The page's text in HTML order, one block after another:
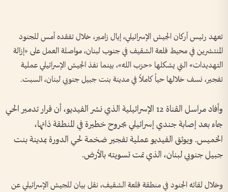
تعهد رئيس أركان الجيش الإسرائيلي، إيال زامير، خلال تفقده أمس للجنود
المنتشرين في محيط قلعة الشقيف في جنوب لبنان، مواصلة العمل على «إزالة
التهديدات» التي يشكلها «حزب الله»، بينما نفذ الجيش الإسرائيلي عملية
تفجير، نسف خلالها حياً كاملاً في مدينة بنت جبيل جنوبي لبنان، السبت.
وأفاد مراسل القناة 12 الإسرائيلية الذي نشر الفيديو، أن قرار تدمير الحي
جاء بعد إصابة جندي إسرائيلي بجروح خطيرة في المنطقة ذاتها،
الخميس. ويوثق الفيديو عملية تفجير ضخمة لحي الدورة بمدينة بنت
جبيل جنوبي لبنان، الذي تمت تسويته بالأرض.
وخلال لقائه الجنود في منطقة قلعة الشقيف، نقل بيان للجيش الإسرائيلي عن